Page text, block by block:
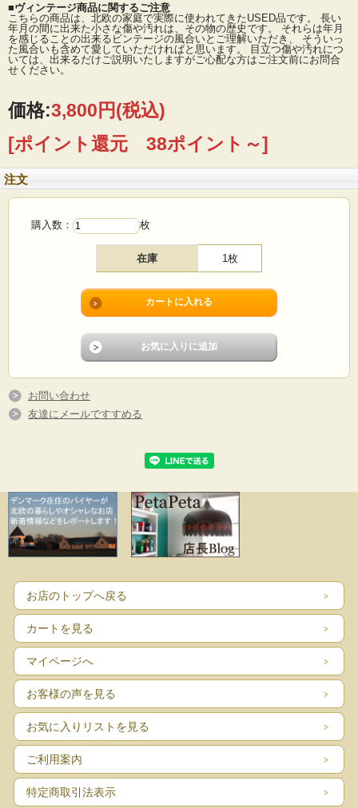
スウェーデン、GUSTAVSBERG（グスタフスベリ）のイヤープレートです。こち
らは、1991年のもので優しい表情の雪だるまがデザインされています。グスタフ
■製造国：スウェーデン
■メーカー：GUSTAVSBERG（グスタフスベリ）
■サイズ ：Φ21.8ｃｍ
ンです。
■ヴィンテージ商品に関するご注意
こちらの商品は、北欧の家庭で実際に使われてきたUSED品です。 長い
年月の間に出来た小さな傷や汚れは、その物の歴史です。 それらは年月
を感じることの出来るビンテージの風合いとご理解いただき、 そういっ
た風合いも含めて愛していただければと思います。 目立つ傷や汚れにつ
いては、出来るだけご説明いたしますがご心配な方はご注文前にお問合
せください。
価格:3,800円(税込)
[ポイント還元 38ポイント～]
注文
購入数： 枚
在庫 1枚
お問い合わせ
友達にメールですすめる
お店のトップへ戻る
カートを見る
マイページへ
お客様の声を見る
お気に入りリストを見る
ご利用案内
特定商取引法表示